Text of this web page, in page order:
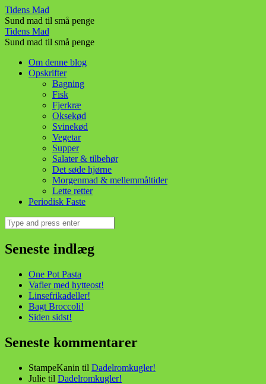
Orientalsk
kylling!
–
Tidens
Mad
Tidens Mad
Sund mad til små penge
Orientalsk
kylling!
Tidens
Tidens Mad
Sund mad til små penge
Skip
Om denne blog
Opskrifter
Bagning
Fisk
Fjerkræ
Oksekød
Svinekød
Vegetar
Supper
Salater & tilbehør
Det søde hjørne
Morgenmad & mellemmåltider
Lette retter
Periodisk Faste
Search
Seneste indlæg
One Pot Pasta
Vafler med hytteost!
Linsefrikadeller!
Bagt Broccoli!
Siden sidst!
Seneste kommentarer
StampeKanin til Dadelromkugler!
Julie til Dadelromkugler!